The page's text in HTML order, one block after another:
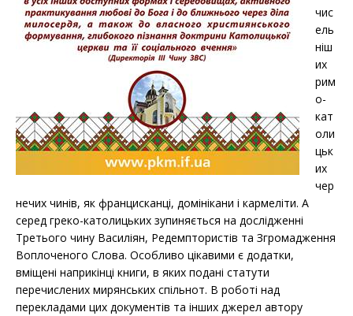
чис
ель
ніш
их
рим
о-
кат
оли
цьк
их
чер
нечих чинів, як францисканці, домінікани і кармеліти. А
серед греко-католицьких зупиняється на дослідженні
Третього чину Василіян, Редемптористів та Згромадження
Воплоченого Слова. Особливо цікавими є додатки,
вміщені наприкінці книги, в яких подані статути
перечислених мирянських спільнот. В роботі над
перекладами цих документів та інших джерел автору